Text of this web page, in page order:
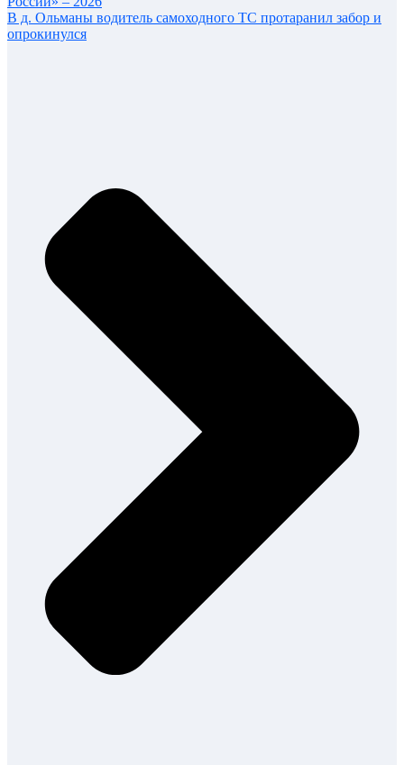
В д. Ольманы водитель самоходного ТС протаранил забор и
опрокинулся